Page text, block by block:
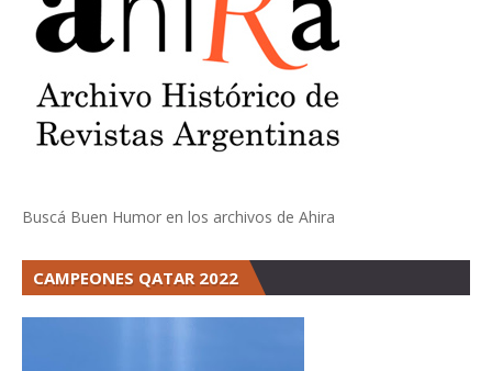
Buscá Buen Humor en los archivos de Ahira
CAMPEONES QATAR 2022